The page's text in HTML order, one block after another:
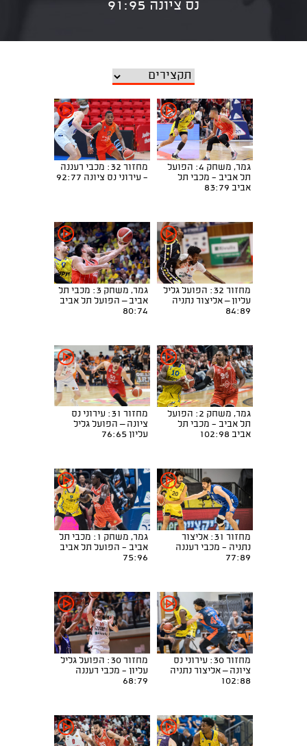
נס ציונה 91:95
גמר, משחק 4: הפועל
תל אביב - מכבי תל
אביב 83:79
מחזור 32: מכבי רעננה
- עירוני נס ציונה 92:77
מחזור 32: הפועל גליל
עליון – אליצור נתניה
84:89
גמר, משחק 3: מכבי תל
אביב – הפועל תל אביב
80:74
גמר, משחק 2: הפועל
תל אביב - מכבי תל
אביב 102:98
מחזור 31: עירוני נס
ציונה – הפועל גליל
עליון 76:65
מחזור 31: אליצור
נתניה - מכבי רעננה
77:89
גמר, משחק 1: מכבי תל
אביב - הפועל תל אביב
75:96
מחזור 30: עירוני נס
ציונה – אליצור נתניה
102:88
מחזור 30: הפועל גליל
עליון - מכבי רעננה
68:79